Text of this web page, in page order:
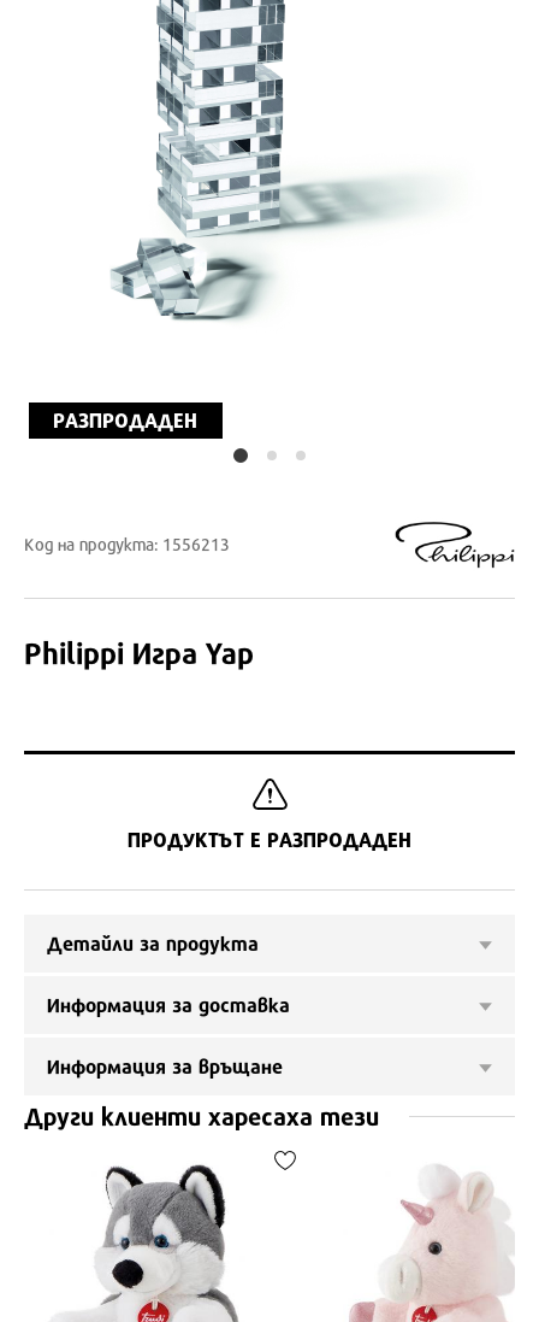
РАЗПРОДАДЕН
Код на продукта: 1556213
Philippi Игра Yap
ПРОДУКТЪТ Е РАЗПРОДАДЕН
Детайли за продукта
Информация за доставка
Информация за връщане
Други клиенти харесаха тези